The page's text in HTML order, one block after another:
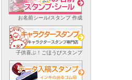
お名前シール/スタンプ 作成
子供喜ぶ！ごほうびスタンプ